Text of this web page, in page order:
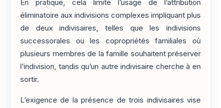
En pratique, cela limite l’usage de l’attribution
éliminatoire aux indivisions complexes impliquant plus
de deux indivisaires, telles que les indivisions
successorales ou les copropriétés familiales où
plusieurs membres de la famille souhaitent préserver
l’indivision, tandis qu’un autre indivisaire cherche à en
sortir.
L’exigence de la présence de trois indivisaires vise